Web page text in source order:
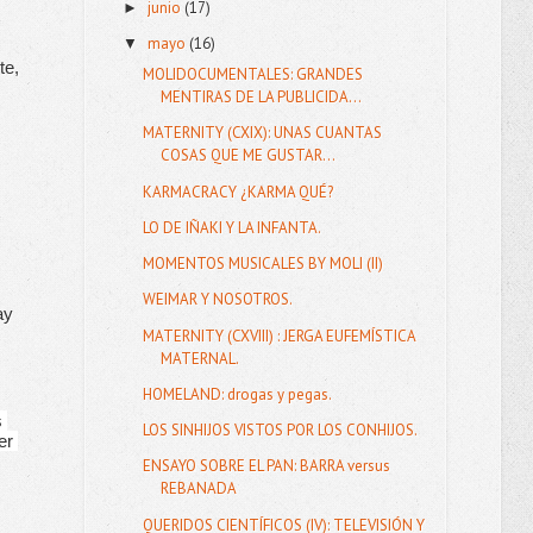
►junio (17)
▼mayo(16)
MOLIDOCUMENTALES: GRANDES
MENTIRAS DE LA PUBLICIDA...
MATERNITY (CXIX): UNAS CUANTAS
COSAS QUE ME GUSTAR...
KARMACRACY ¿KARMA QUÉ?
LO DE IÑAKI Y LA INFANTA.
MOMENTOS MUSICALES BY MOLI (II)
WEIMAR Y NOSOTROS.
MATERNITY (CXVIII) : JERGA EUFEMÍSTICA
MATERNAL.
HOMELAND: drogas y pegas.
LOS SINHIJOS VISTOS POR LOS CONHIJOS.
ENSAYO SOBRE EL PAN: BARRA versus
REBANADA
QUERIDOS CIENTÍFICOS (IV): TELEVISIÓN Y